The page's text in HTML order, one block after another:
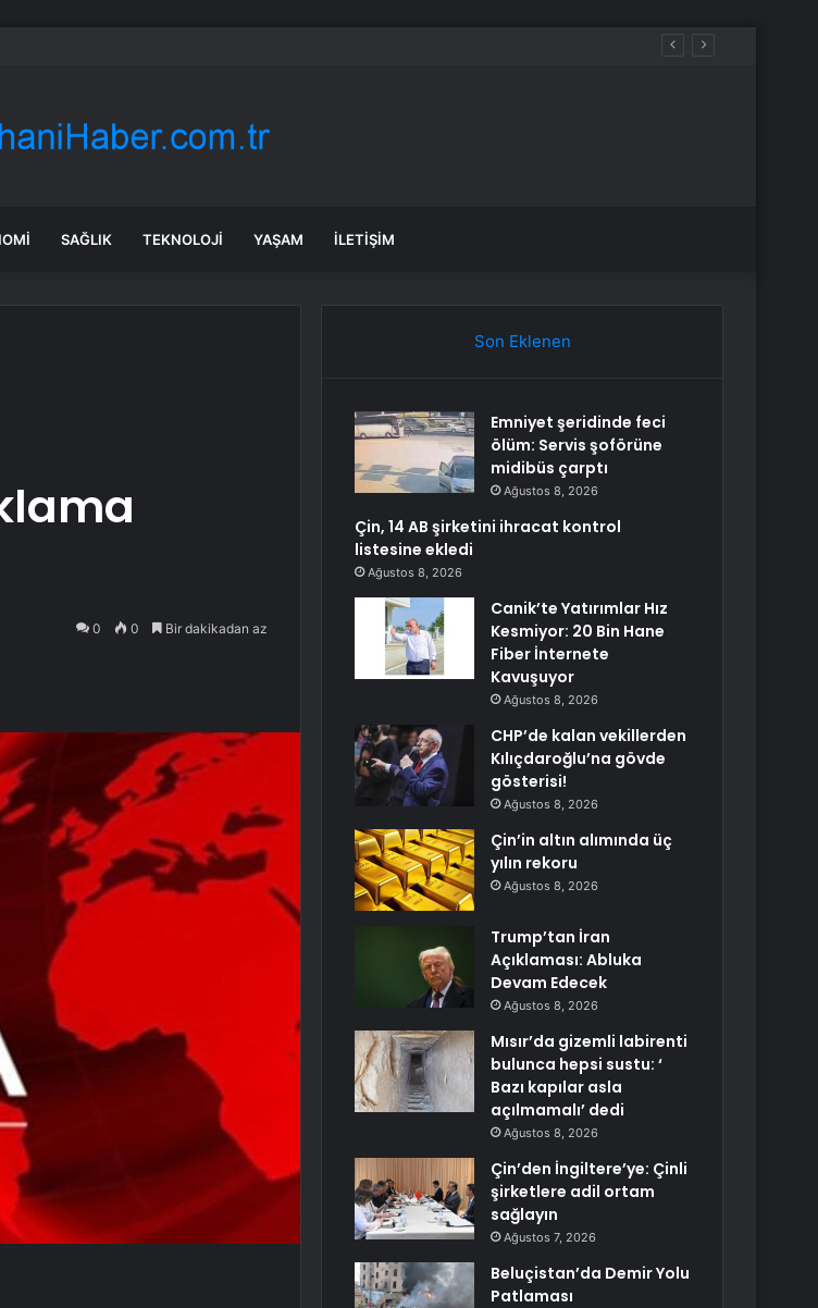
listesine ekledi
SAĞLIK TEKNOLOJI YAŞAM İLETIŞIM
0 0 Bir dakikadan az
Son Eklenen
Emniyet şeridinde feci
ölüm: Servis şoförüne
midibüs çarptı
Ağustos 8, 2026
Çin, 14 AB şirketini ihracat kontrol
listesine ekledi
Ağustos 8, 2026
Canik’te Yatırımlar Hız
Kesmiyor: 20 Bin Hane
Fiber İnternete
Kavuşuyor
Ağustos 8, 2026
CHP’de kalan vekillerden
Kılıçdaroğlu’na gövde
gösterisi!
Ağustos 8, 2026
Çin’in altın alımında üç
yılın rekoru
Ağustos 8, 2026
Trump’tan İran
Açıklaması: Abluka
Devam Edecek
Ağustos 8, 2026
Mısır’da gizemli labirenti
bulunca hepsi sustu: ‘
Bazı kapılar asla
açılmamalı’ dedi
Ağustos 8, 2026
Çin’den İngiltere’ye: Çinli
şirketlere adil ortam
sağlayın
Ağustos 7, 2026
Beluçistan’da Demir Yolu
Patlaması